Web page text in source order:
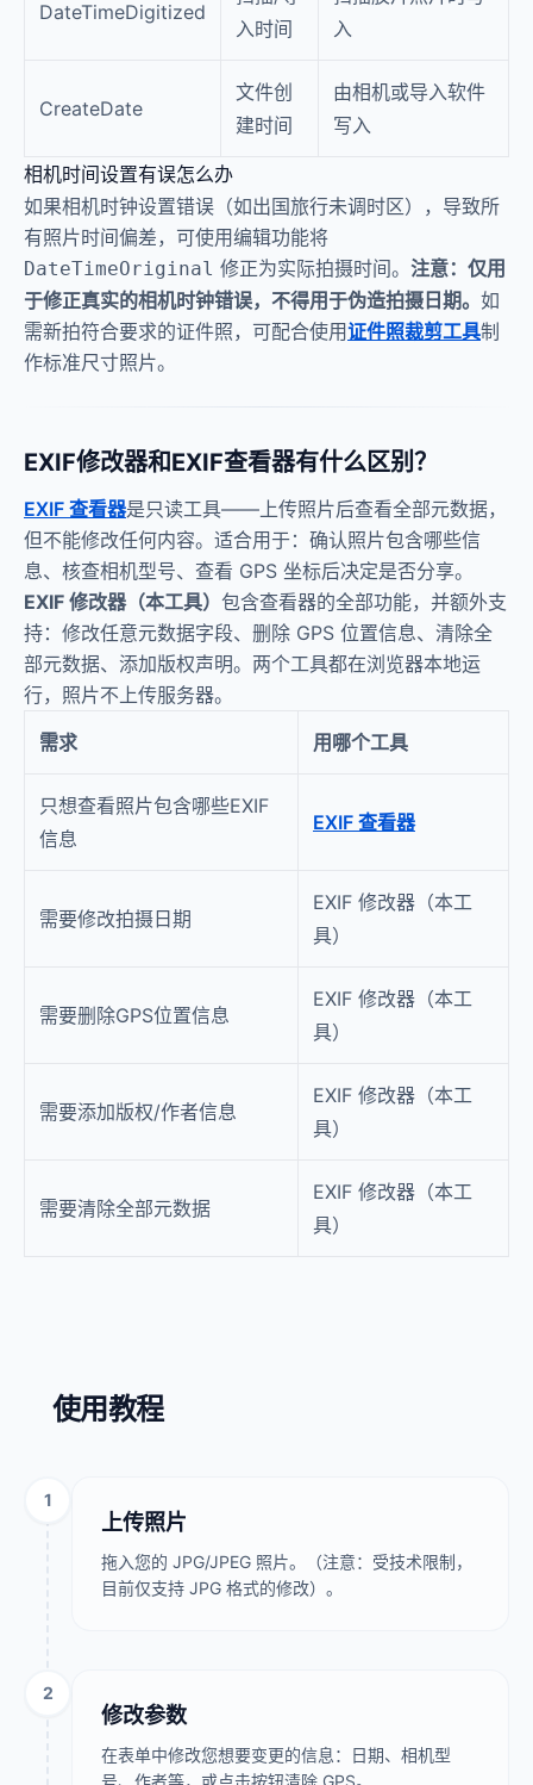
DateTimeDigitized
入时间
入
CreateDate
文件创
建时间
由相机或导入软件
写入
相机时间设置有误怎么办
如果相机时钟设置错误（如出国旅行未调时区），导致所
有照片时间偏差，可使用编辑功能将
DateTimeOriginal 修正为实际拍摄时间。 注意：仅用
于修正真实的相机时钟错误，不得用于伪造拍摄日期。 如
需新拍符合要求的证件照，可配合使用证件照裁剪工具制
作标准尺寸照片。
EXIF修改器和EXIF查看器有什么区别？
EXIF 查看器是只读工具——上传照片后查看全部元数据，
但不能修改任何内容。适合用于：确认照片包含哪些信
息、核查相机型号、查看 GPS 坐标后决定是否分享。
EXIF 修改器（本工具） 包含查看器的全部功能，并额外支
持：修改任意元数据字段、删除 GPS 位置信息、清除全
部元数据、添加版权声明。两个工具都在浏览器本地运
行，照片不上传服务器。
需求
用哪个工具
只想查看照片包含哪些EXIF
信息
EXIF 查看器
需要修改拍摄日期
EXIF 修改器（本工
具）
需要删除GPS位置信息
EXIF 修改器（本工
具）
需要添加版权/作者信息
EXIF 修改器（本工
具）
需要清除全部元数据
EXIF 修改器（本工
具）
使用教程
1
上传照片
拖入您的 JPG/JPEG 照片。（注意：受技术限制，
目前仅支持 JPG 格式的修改）。
2
修改参数
在表单中修改您想要变更的信息：日期、相机型
号、作者等，或点击按钮清除 GPS。